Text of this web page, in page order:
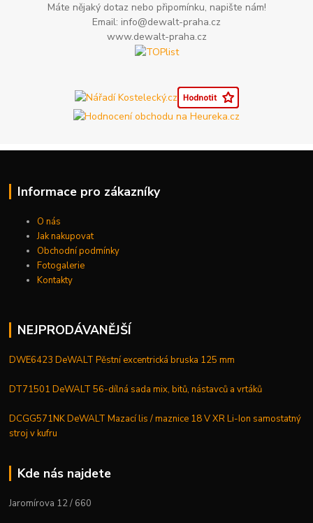
Máte nějaký dotaz nebo připomínku, napište nám!
Email: info@dewalt-praha.cz
www.dewalt-praha.cz
Informace pro zákazníky
O nás
Jak nakupovat
Obchodní podmínky
Fotogalerie
Kontakty
NEJPRODÁVANĚJŠÍ
DWE6423 DeWALT Pěstní excentrická bruska 125 mm
DT71501 DeWALT 56-dílná sada mix, bitů, nástavců a vrtáků
DCGG571NK DeWALT Mazací lis / maznice 18 V XR Li-Ion samostatný
stroj v kufru
Kde nás najdete
Jaromírova 12 / 660